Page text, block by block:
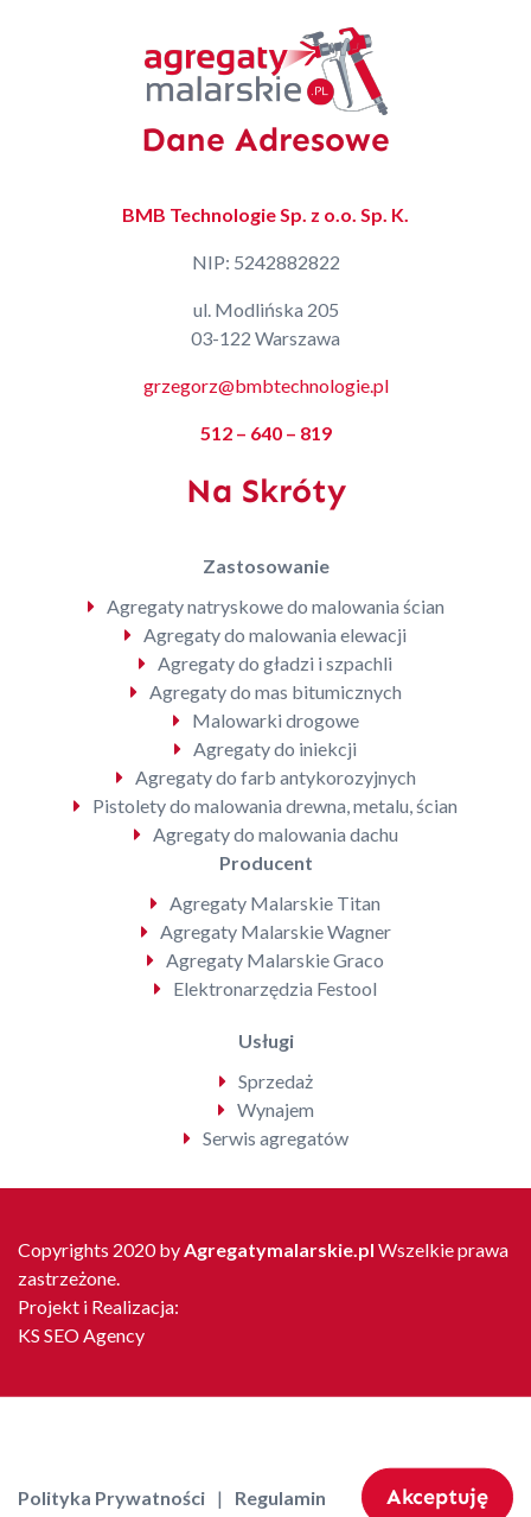
Dane Adresowe
BMB Technologie Sp. z o.o. Sp. K.
NIP: 5242882822
ul. Modlińska 205
03-122 Warszawa
grzegorz@bmbtechnologie.pl
512 – 640 – 819
Na Skróty
Zastosowanie
Agregaty natryskowe do malowania ścian
Agregaty do malowania elewacji
Agregaty do gładzi i szpachli
Agregaty do mas bitumicznych
Malowarki drogowe
Agregaty do iniekcji
Agregaty do farb antykorozyjnych
Pistolety do malowania drewna, metalu, ścian
Agregaty do malowania dachu
Producent
Agregaty Malarskie Titan
Agregaty Malarskie Wagner
Agregaty Malarskie Graco
Elektronarzędzia Festool
Usługi
Sprzedaż
Wynajem
Serwis agregatów
Copyrights 2020 byAgregatymalarskie.pl Wszelkie prawa
zastrzeżone.
Projekt i Realizacja:
KS SEO Agency
Polityka Prywatności Regulamin Akceptuję